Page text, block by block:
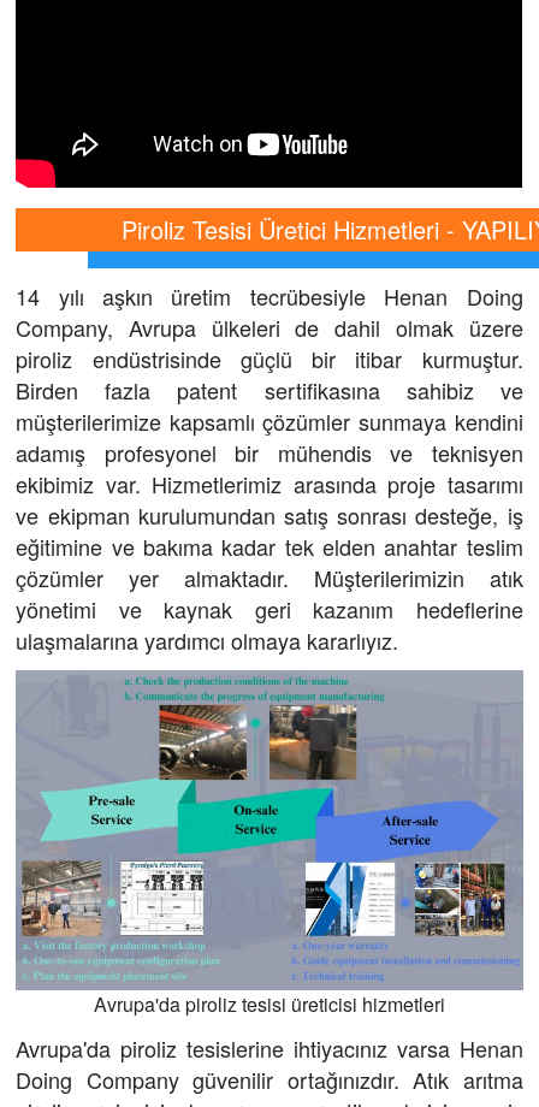
Piroliz Tesisi Üretici Hizmetleri -
14 yılı aşkın üretim tecrübesiyle Henan Doing
Company, Avrupa ülkeleri de dahil olmak üzere
piroliz endüstrisinde güçlü bir itibar kurmuştur.
Birden fazla patent sertifikasına sahibiz ve
müşterilerimize kapsamlı çözümler sunmaya kendini
adamış profesyonel bir mühendis ve teknisyen
ekibimiz var. Hizmetlerimiz arasında proje tasarımı
ve ekipman kurulumundan satış sonrası desteğe, iş
eğitimine ve bakıma kadar tek elden anahtar teslim
çözümler yer almaktadır. Müşterilerimizin atık
yönetimi ve kaynak geri kazanım hedeflerine
ulaşmalarına yardımcı olmaya kararlıyız.
Avrupa'da piroliz tesisi üreticisi hizmetleri
Avrupa'da piroliz tesislerine ihtiyacınız varsa Henan
Doing Company güvenilir ortağınızdır. Atık arıtma